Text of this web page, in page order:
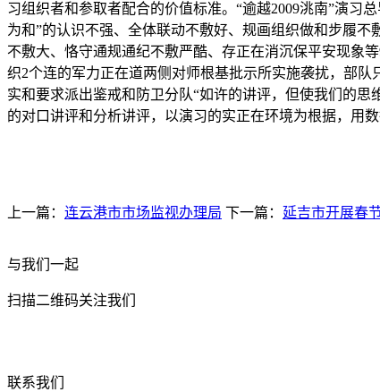
习组织者和参取者配合的价值标准。“逾越2009洮南”演习
为和”的认识不强、全体联动不敷好、规画组织做和步履
不敷大、恪守通规通纪不敷严酷、存正在消沉保平安现象
织2个连的军力正在道两侧对师根基批示所实施袭扰，部
实和要求派出鉴戒和防卫分队“如许的讲评，但使我们的
的对口讲评和分析讲评，以演习的实正在环境为根据，用
上一篇： 连云港市市场监视办理局 下一篇： 延吉市开展春
与我们一起
扫描二维码关注我们
联系我们